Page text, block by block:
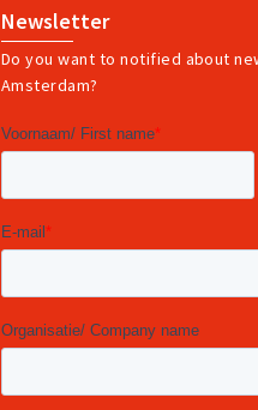
Newsletter
Do you want to notified about
Amsterdam?